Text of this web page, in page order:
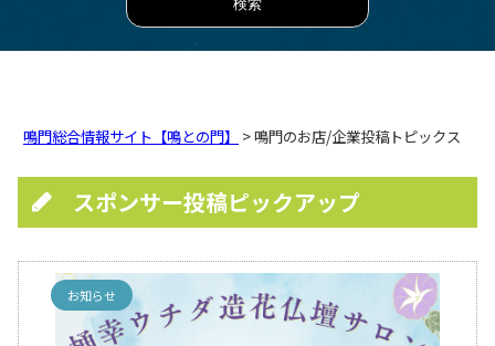
鳴門総合情報サイト【鳴との門】 > 鳴門のお店/企業投稿トピックス
スポンサー投稿ピックアップ
お知らせ